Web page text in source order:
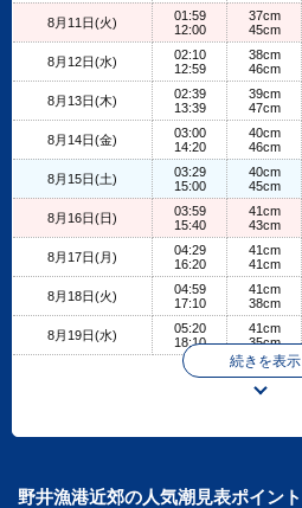
8月11日(火)
01:59
12:00
37cm
45cm
8月12日(水)
02:10
12:59
38cm
46cm
8月13日(木)
02:39
13:39
39cm
47cm
8月14日(金)
03:00
14:20
40cm
46cm
8月15日(土)
03:29
15:00
40cm
45cm
8月16日(日)
03:59
15:40
41cm
43cm
8月17日(月)
04:29
16:20
41cm
41cm
8月18日(火)
04:59
17:10
41cm
38cm
8月19日(水)
05:20
18:10
41cm
35cm
続きを表示
野井漁港近郊の人気潮見表ポイント